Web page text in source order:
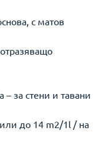
с матов
за стени и тавани
до 14 m2/1l / на